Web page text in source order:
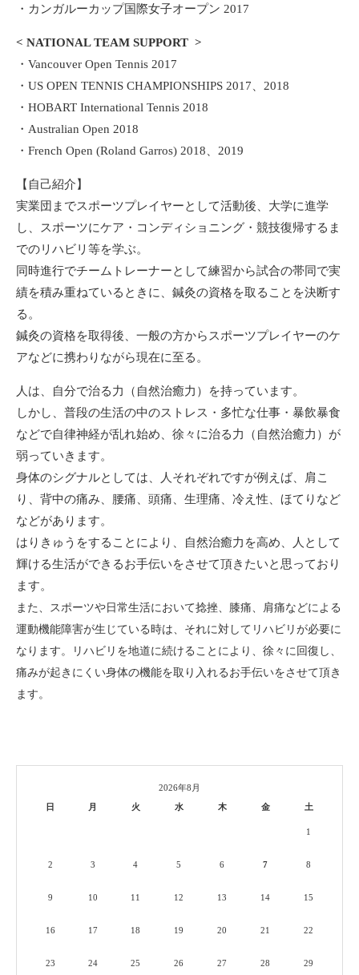
・カンガルーカップ国際女子オープン 2017
< NATIONAL TEAM SUPPORT >
・Vancouver Open Tennis 2017
・US OPEN TENNIS CHAMPIONSHIPS 2017、2018
・HOBART International Tennis 2018
・Australian Open 2018
・French Open (Roland Garros) 2018、2019
【自己紹介】
実業団までスポーツプレイヤーとして活動後、大学に進学
し、スポーツにケア・コンディショニング・競技復帰するま
でのリハビリ等を学ぶ。
同時進行でチームトレーナーとして練習から試合の帯同で実
績を積み重ねているときに、鍼灸の資格を取ることを決断す
る。
鍼灸の資格を取得後、一般の方からスポーツプレイヤーのケ
アなどに携わりながら現在に至る。
人は、自分で治る力（自然治癒力）を持っています。
しかし、普段の生活の中のストレス・多忙な仕事・暴飲暴食
などで自律神経が乱れ始め、徐々に治る力（自然治癒力）が
弱っていきます。
身体のシグナルとしては、人それぞれですが例えば、肩こ
り、背中の痛み、腰痛、頭痛、生理痛、冷え性、ほてりなど
などがあります。
はりきゅうをすることにより、自然治癒力を高め、人として
輝ける生活ができるお手伝いをさせて頂きたいと思っており
ます。
また、スポーツや日常生活において捻挫、膝痛、肩痛などによる
運動機能障害が生じている時は、それに対してリハビリが必要に
なります。リハビリを地道に続けることにより、徐々に回復し、
痛みが起きにくい身体の機能を取り入れるお手伝いをさせて頂き
ます。
2026年8月
日
月 火 水 木 金 土
1
2 3 4 5 6 7 8
9 10 11 12 13 14 15
16 17 18 19 20 21 22
23 24 25 26 27 28 29